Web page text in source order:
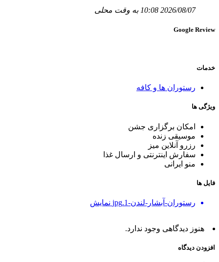
2026/08/07 10:08 به وقت محلی
Google Review
خدمات
رستوران ھا و کافه
ویژگی ها
امکان برگزاری جشن
موسیقی زنده
رزرو آنلاین میز
سفارش اینترنتی و ارسال غذا
منو ایرانی
فایل ها
رستوران-آبشار-لندن-1.jpg نمایش
هنوز دیدگاهی وجود ندارد.
افزودن دیدگاه